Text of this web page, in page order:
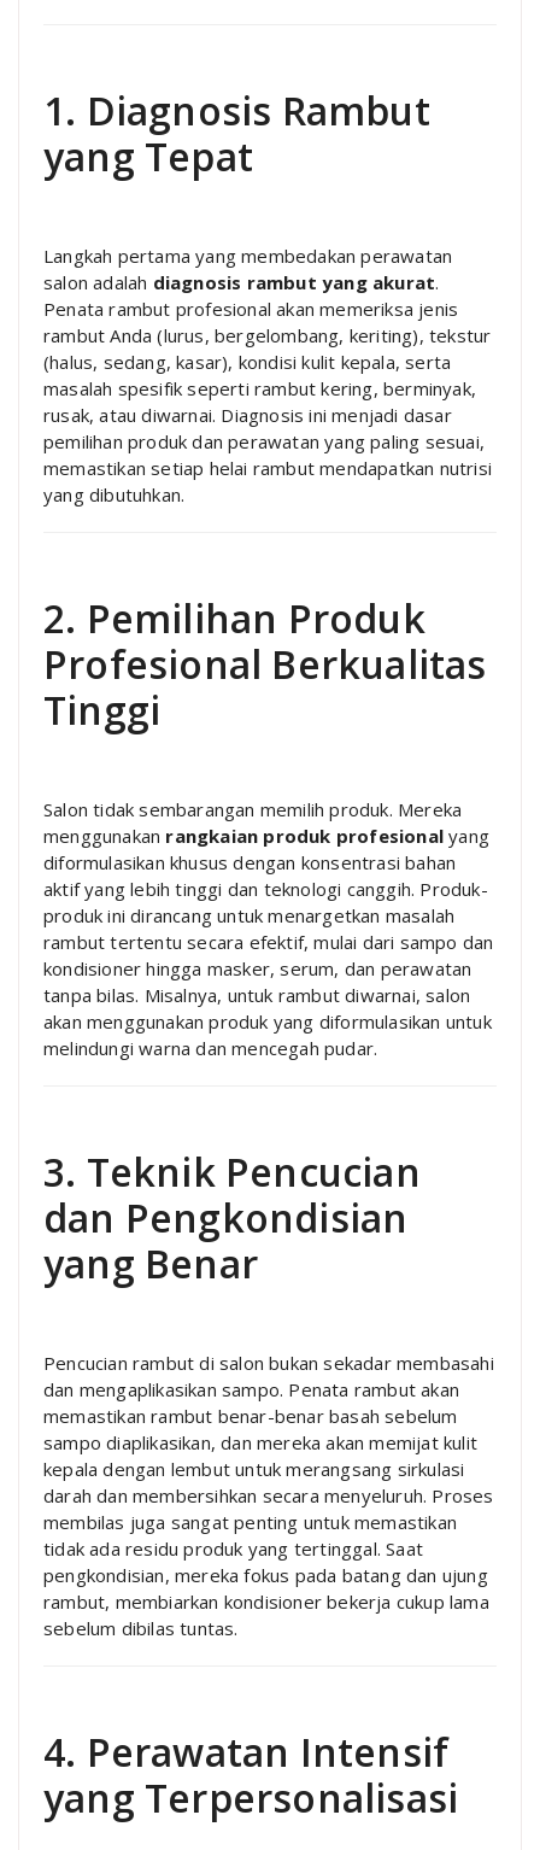
1. Diagnosis Rambut
yang Tepat
Langkah pertama yang membedakan perawatan
salon adalah diagnosis rambut yang akurat.
Penata rambut profesional akan memeriksa jenis
rambut Anda (lurus, bergelombang, keriting), tekstur
(halus, sedang, kasar), kondisi kulit kepala, serta
masalah spesifik seperti rambut kering, berminyak,
rusak, atau diwarnai. Diagnosis ini menjadi dasar
pemilihan produk dan perawatan yang paling sesuai,
memastikan setiap helai rambut mendapatkan nutrisi
yang dibutuhkan.
2. Pemilihan Produk
Profesional Berkualitas
Tinggi
Salon tidak sembarangan memilih produk. Mereka
menggunakan rangkaian produk profesional yang
diformulasikan khusus dengan konsentrasi bahan
aktif yang lebih tinggi dan teknologi canggih. Produk-
produk ini dirancang untuk menargetkan masalah
rambut tertentu secara efektif, mulai dari sampo dan
kondisioner hingga masker, serum, dan perawatan
tanpa bilas. Misalnya, untuk rambut diwarnai, salon
akan menggunakan produk yang diformulasikan untuk
melindungi warna dan mencegah pudar.
3. Teknik Pencucian
dan Pengkondisian
yang Benar
Pencucian rambut di salon bukan sekadar membasahi
dan mengaplikasikan sampo. Penata rambut akan
memastikan rambut benar-benar basah sebelum
sampo diaplikasikan, dan mereka akan memijat kulit
kepala dengan lembut untuk merangsang sirkulasi
darah dan membersihkan secara menyeluruh. Proses
membilas juga sangat penting untuk memastikan
tidak ada residu produk yang tertinggal. Saat
pengkondisian, mereka fokus pada batang dan ujung
rambut, membiarkan kondisioner bekerja cukup lama
sebelum dibilas tuntas.
4. Perawatan Intensif
yang Terpersonalisasi